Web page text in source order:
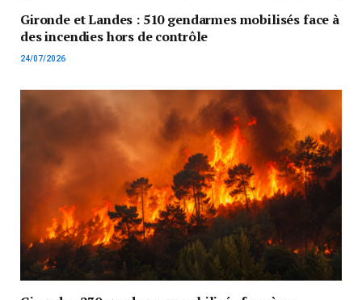
Gironde et Landes : 510 gendarmes mobilisés face à
des incendies hors de contrôle
24/07/2026